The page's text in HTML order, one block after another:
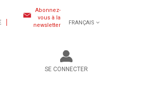
Abonnez-
vous à la
newsletter
FRANÇAIS
SE CONNECTER